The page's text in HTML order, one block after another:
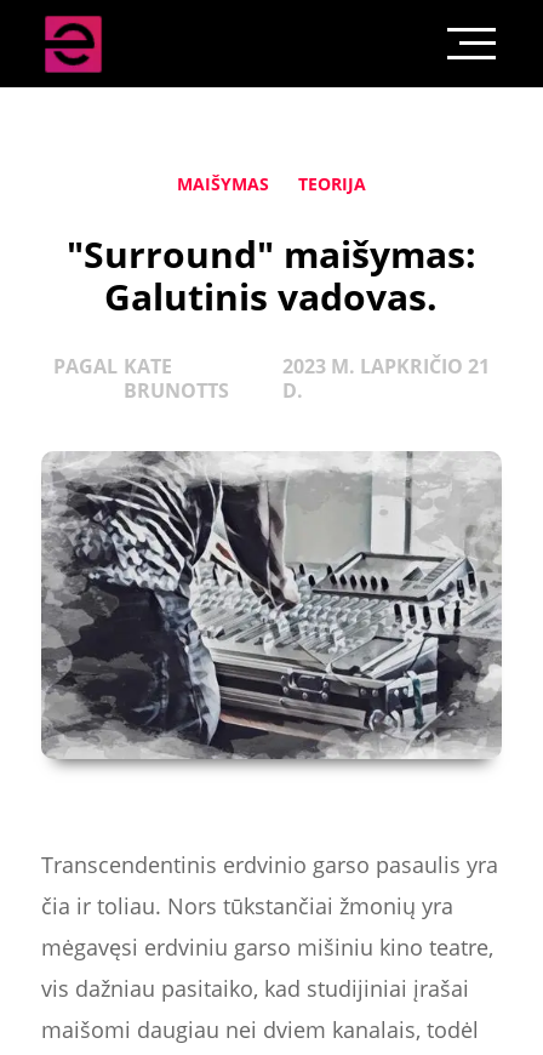
MAIŠYMAS TEORIJA
"Surround" maišymas:
Galutinis vadovas.
PAGAL KATE
BRUNOTTS
2023 M. LAPKRIČIO 21
D.
Transcendentinis erdvinio garso pasaulis yra
čia ir toliau. Nors tūkstančiai žmonių yra
mėgavęsi erdviniu garso mišiniu kino teatre,
vis dažniau pasitaiko, kad studijiniai įrašai
maišomi daugiau nei dviem kanalais, todėl